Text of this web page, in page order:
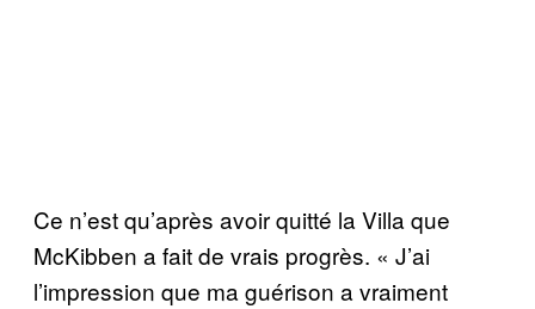
Ce n’est qu’après avoir quitté la Villa que
McKibben a fait de vrais progrès. « J’ai
l’impression que ma guérison a vraiment